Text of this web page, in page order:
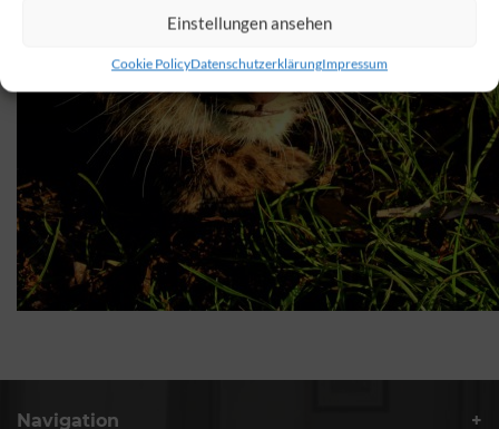
Einstellungen ansehen
Cookie PolicyDatenschutzerklärungImpressum
Navigation